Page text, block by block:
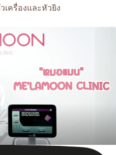
เครื่องและหัวยิง